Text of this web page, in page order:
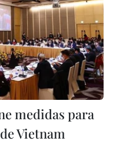
medidas para
Vietnam